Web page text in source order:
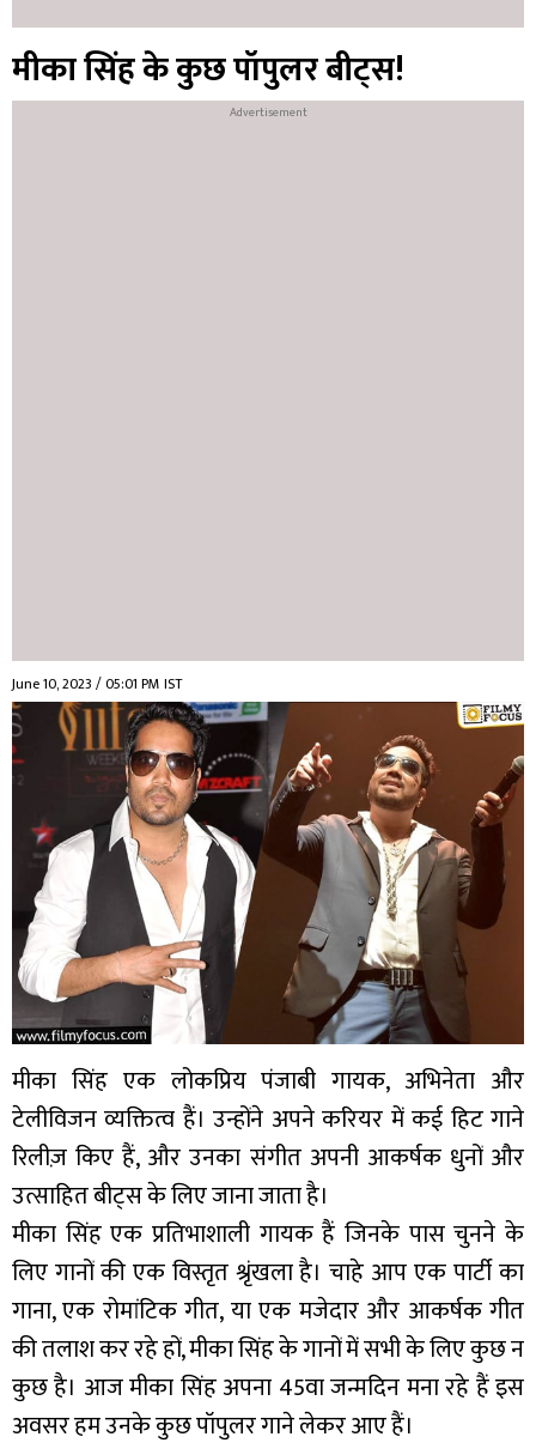
मीका सिंह के कुछ पॉपुलर बीट्स!
June 10, 2023 / 05:01 PM IST
मीका सिंह एक लोकप्रिय पंजाबी गायक, अभिनेता और
टेलीविजन व्यक्तित्व हैं। उन्होंने अपने करियर में कई हिट गाने
रिलीज़ किए हैं, और उनका संगीत अपनी आकर्षक धुनों और
उत्साहित बीट्स के लिए जाना जाता है।
मीका सिंह एक प्रतिभाशाली गायक हैं जिनके पास चुनने के
लिए गानों की एक विस्तृत श्रृंखला है। चाहे आप एक पार्टी का
गाना, एक रोमांटिक गीत, या एक मजेदार और आकर्षक गीत
की तलाश कर रहे हों, मीका सिंह के गानों में सभी के लिए कुछ न
कुछ है। आज मीका सिंह अपना 45वा जन्मदिन मना रहे हैं इस
अवसर हम उनके कुछ पॉपुलर गाने लेकर आए हैं।